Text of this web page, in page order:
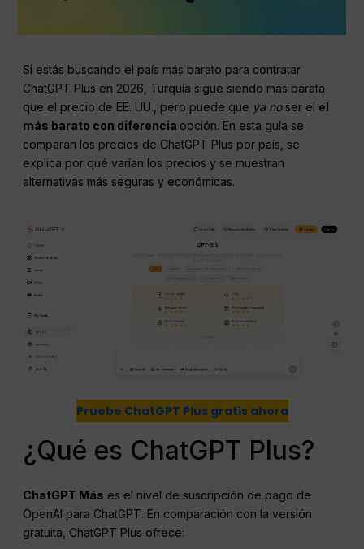
Si estás buscando el país más barato para contratar
ChatGPT Plus en 2026, Turquía sigue siendo más barata
que el precio de EE. UU., pero puede que ya no ser el el
más barato con diferencia opción. En esta guía se
comparan los precios de ChatGPT Plus por país, se
explica por qué varían los precios y se muestran
alternativas más seguras y económicas.
Pruebe ChatGPT Plus gratis ahora
¿Qué es ChatGPT Plus?
ChatGPT Más es el nivel de suscripción de pago de
OpenAI para ChatGPT. En comparación con la versión
gratuita, ChatGPT Plus ofrece: